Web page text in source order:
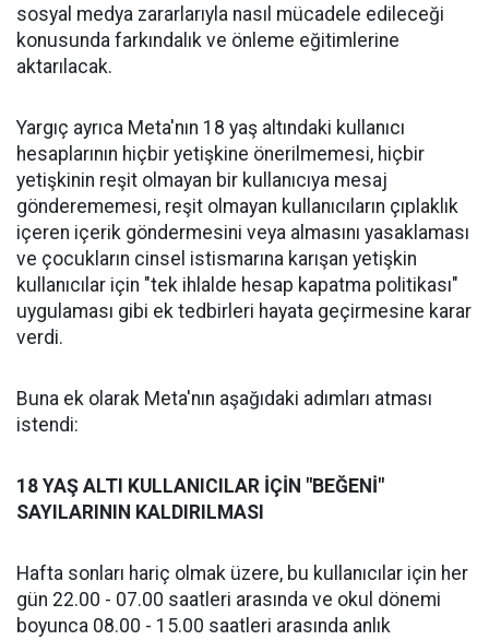
sosyal medya zararlarıyla nasıl mücadele edileceği
konusunda farkındalık ve önleme eğitimlerine
aktarılacak.
Yargıç ayrıca Meta'nın 18 yaş altındaki kullanıcı
hesaplarının hiçbir yetişkine önerilmemesi, hiçbir
yetişkinin reşit olmayan bir kullanıcıya mesaj
gönderememesi, reşit olmayan kullanıcıların çıplaklık
içeren içerik göndermesini veya almasını yasaklaması
ve çocukların cinsel istismarına karışan yetişkin
kullanıcılar için "tek ihlalde hesap kapatma politikası"
uygulaması gibi ek tedbirleri hayata geçirmesine karar
verdi.
Buna ek olarak Meta'nın aşağıdaki adımları atması
istendi:
18 YAŞ ALTI KULLANICILAR İÇİN "BEĞENİ"
SAYILARININ KALDIRILMASI
Hafta sonları hariç olmak üzere, bu kullanıcılar için her
gün 22.00 - 07.00 saatleri arasında ve okul dönemi
boyunca 08.00 - 15.00 saatleri arasında anlık